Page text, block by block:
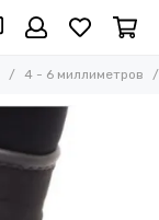
4 - 6 миллиметров